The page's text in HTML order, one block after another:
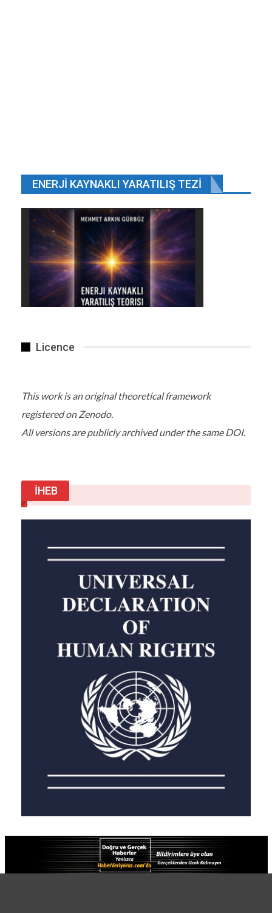
ENERJI KAYNAKLI YARATILIŞ TEZI
Licence
This work is an original theoretical framework
registered on Zenodo.
All versions are publicly archived under the same DOI.
İHEB